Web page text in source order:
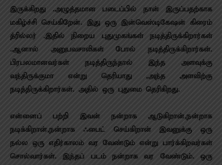
இருக்கிறது .அழுத்தமான படைப்பில் நான் இருப்பதற்காக
மகிழ்ச்சி செய்கிறேன். இது ஒரு இன்வெஸ்டிகேஷன் கிரைம்
த்ரில்லர் .இதில் நிறைய புதுமுகங்கள் நடித்திருக்கிறார்கள்
.ஆனால் அனுபவசாலிகள் போல் நடித்திருக்கிறார்கள்.
பிரபலமானவர்கள் நடித்திருந்தால் இந்த அளவுக்கு
வந்திருக்குமா என்று தெரியாது ,அந்த அளவிற்கு
நடித்திருக்கிறார்கள். அதில் ஒரு புதுமை தெரிகிறது.
என்னைப் பற்றி இவன் நன்றாக ஆடுகிறான்,நன்றாக
நடிக்கிறான்,நன்றாக ஃபைட் செய்கிறான் இவனுக்கு ஒரு
நல்ல ஒரு எதிர்காலம் வர வேண்டும் என்று பார்க்கிறவர்கள்
சொல்வார்கள். இந்தப் படம் நன்றாக வர வேண்டும். ஒரு